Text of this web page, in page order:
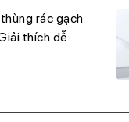
rác gạch
thích dễ